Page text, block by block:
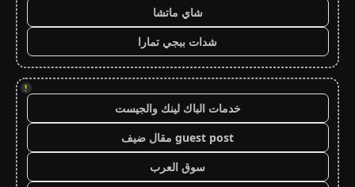
شاي ماتشا
شدات ببجي تمارا
!
خدمات الباك لينك والجيست
guest post مقال ضيف
سوق العرب